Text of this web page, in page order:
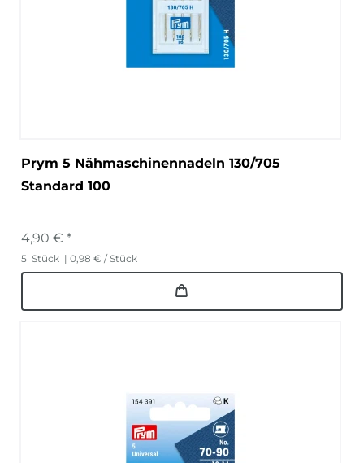
Prym 5 Nähmaschinennadeln 130/705
Standard 100
4,90 € *
5 Stück | 0,98 € / Stück